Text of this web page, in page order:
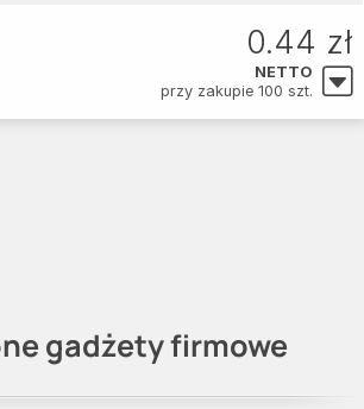
0.44 zł
NETTO
przy zakupie 100 szt.
gadżety firmowe